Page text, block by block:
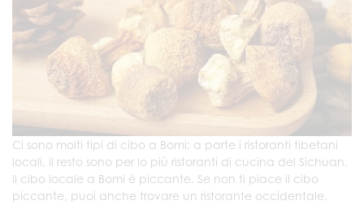
Ci sono molti tipi di cibo a Bomi; a parte i ristoranti tibetani
locali, il resto sono per lo più ristoranti di cucina del Sichuan.
Il cibo locale a Bomi è piccante. Se non ti piace il cibo
piccante, puoi anche trovare un ristorante occidentale.